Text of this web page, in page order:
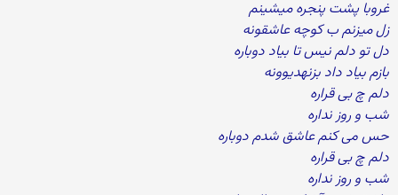
غروبا پشت پنجره میشینم
زل میزنم ب کوچه عاشقونه
دل تو دلم نیس تا بیاد دوباره
بازم بیاد داد بزنهدیوونه
دلم چ بی قراره
شب و روز نداره
حس می کنم عاشق شدم دوباره
دلم چ بی قراره
شب و روز نداره